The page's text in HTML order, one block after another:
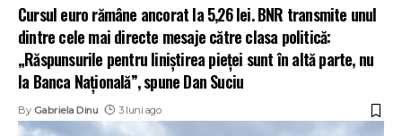
Cursul euro rămâne ancorat la 5,26 lei. BNR transmite unul
dintre cele mai directe mesaje către clasa politică:
„Răspunsurile pentru liniștirea pieţei sunt în altă parte, nu
la Banca Naţională”, spune Dan Suciu
By Gabriela Dinu 3 luni ago